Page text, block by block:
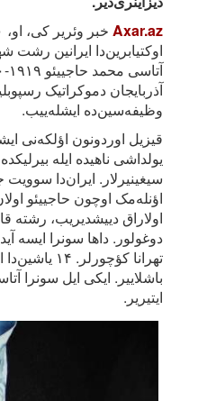
Axar.az
اوکتیابرین‌دا ایرانین رشت
آذربایجان دموکراتیک
وظیفه‌سین‌ده ایشله‌ییب.
قیزیل اوردونون اؤلکه‌نی
یولداشی ناهیده ایله
سیغینیرلار. ایران‌دا سوویت
اؤنله‌مک اوچون حاجییئو
اولاراق دییشدیریب، رشته
تهرانا
باشلاییر. ایکی ایل سونرا
ایتیریر.